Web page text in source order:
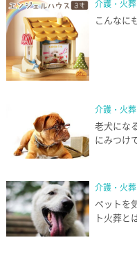
介護・火葬
こんなに
介護・火葬
老犬にな
にみつけ
介護・火葬
ペットを
ト火葬と